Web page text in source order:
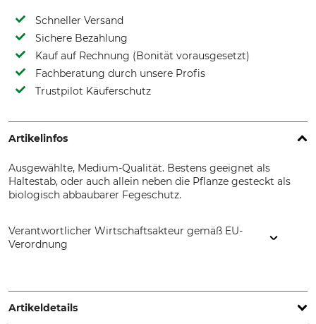
Schneller Versand
Sichere Bezahlung
Kauf auf Rechnung (Bonität vorausgesetzt)
Fachberatung durch unsere Profis
Trustpilot Käuferschutz
Artikelinfos
Ausgewählte, Medium-Qualität. Bestens geeignet als
Haltestab, oder auch allein neben die Pflanze gesteckt als
biologisch abbaubarer Fegeschutz.
Verantwortlicher Wirtschaftsakteur gemäß EU-
Verordnung
Euskirchen, Germany, www.ontech.de
Artikeldetails